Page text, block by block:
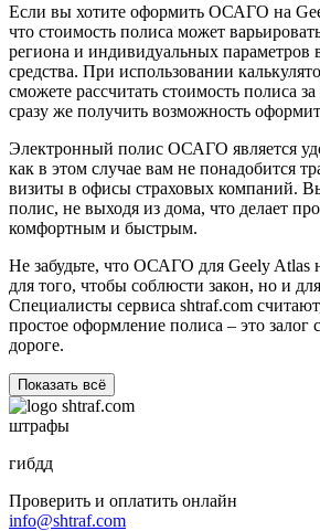
Если вы хотите оформить ОСАГО на
что стоимость полиса может
региона и индивидуальных параметров
средства. При использовании
сможете рассчитать стоимость полиса
сразу же получить возможность
Электронный полис ОСАГО является
как в этом случае вам не понадобится
визиты в офисы страховых компаний.
полис, не выходя из дома, что делает
комфортным и быстрым.
Не забудьте, что ОСАГО для Geely Atlas
для того, чтобы соблюсти закон, но и
Специалисты сервиса shtraf.com
простое оформление полиса – это залог
дороге.
Показать всё
штрафы
гибдд
Проверить и оплатить онлайн
info@shtraf.com